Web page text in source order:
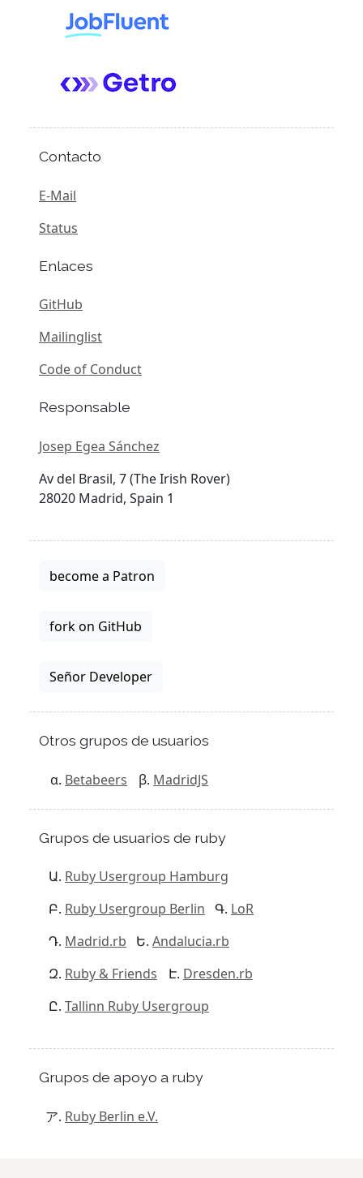
Contacto
E-Mail
Status
Enlaces
GitHub
Mailinglist
Code of Conduct
Responsable
Josep Egea Sánchez
Av del Brasil, 7 (The Irish Rover)
28020 Madrid, Spain 1
become a Patron
fork on GitHub
Señor Developer
Otros grupos de usuarios
Betabeers MadridJS
Grupos de usuarios de ruby
Ruby Usergroup Hamburg
Ruby Usergroup Berlin
LoR
Madrid.rb
Andalucia.rb
Ruby & Friends
Dresden.rb
Tallinn Ruby Usergroup
Grupos de apoyo a ruby
Ruby Berlin e.V.